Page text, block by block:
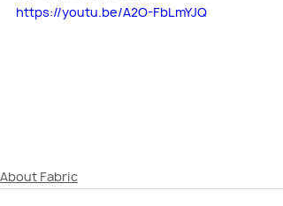
https://youtu.be/A2O-FbLmYJQ
About Fabric